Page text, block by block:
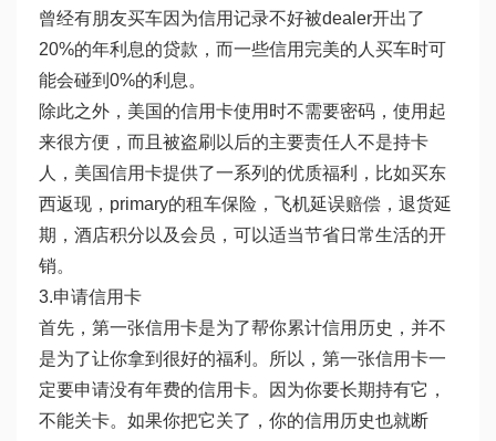
曾经有朋友买车因为信用记录不好被dealer开出了
20%的年利息的贷款，而一些信用完美的人买车时可
能会碰到0%的利息。
除此之外，美国的信用卡使用时不需要密码，使用起
来很方便，而且被盗刷以后的主要责任人不是持卡
人，美国信用卡提供了一系列的优质福利，比如买东
西返现，primary的租车保险，飞机延误赔偿，退货延
期，酒店积分以及会员，可以适当节省日常生活的开
销。
3.申请信用卡
首先，第一张信用卡是为了帮你累计信用历史，并不
是为了让你拿到很好的福利。所以，第一张信用卡一
定要申请没有年费的信用卡。因为你要长期持有它，
不能关卡。如果你把它关了，你的信用历史也就断